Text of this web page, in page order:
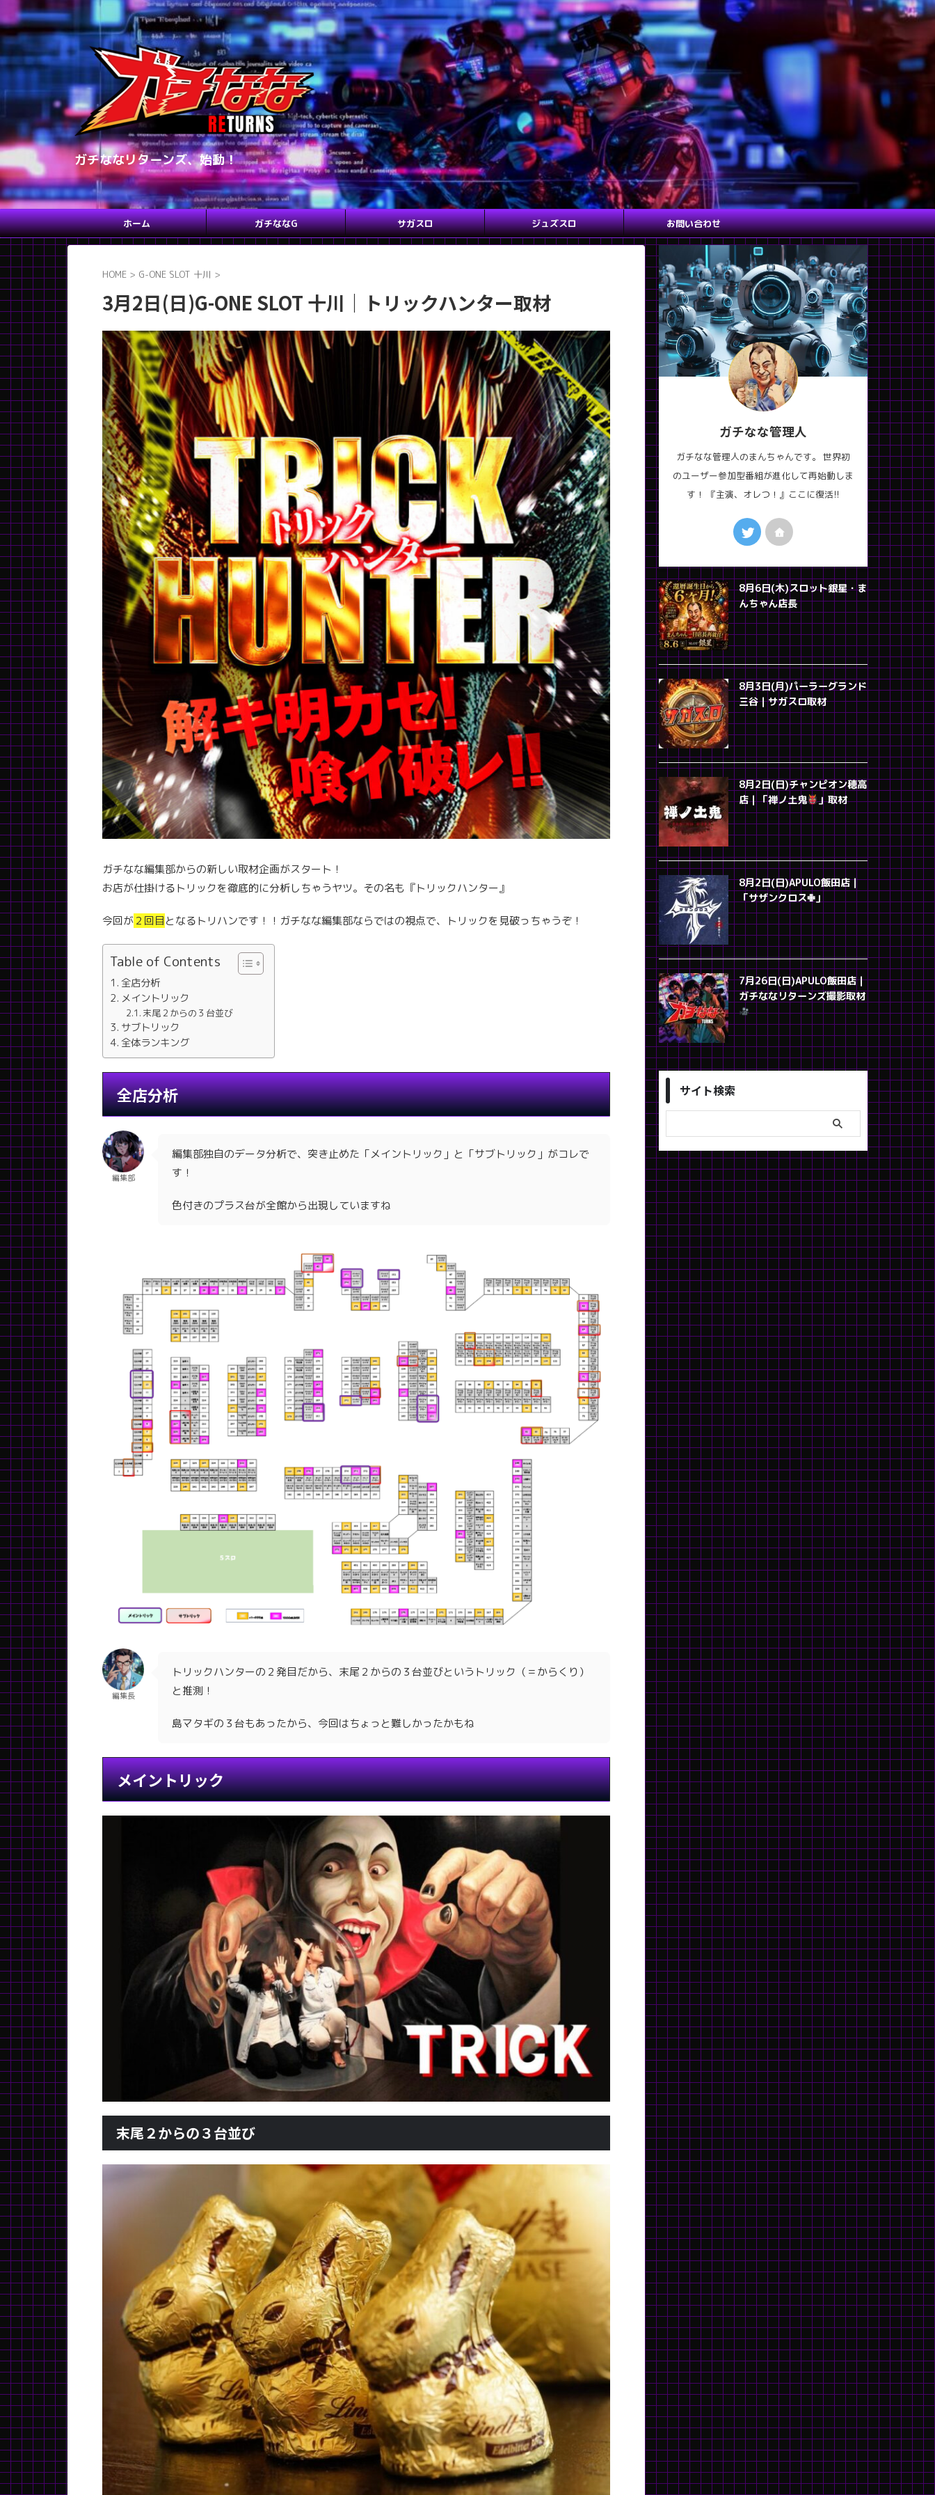
ガチななリターンズ、始動！
ホーム ガチななG サガスロ ジュズスロ お問い合わせ
HOME > G-ONE SLOT 十川 >
3月2日(日)G-ONE SLOT 十川｜トリックハンター取材
ガチなな編集部からの新しい取材企画がスタート！
お店が仕掛けるトリックを徹底的に分析しちゃうヤツ。その名も『トリックハンター』
今回が ２回目となるトリハンです！！ガチなな編集部ならではの視点で、トリックを見破っちゃうぞ！
Table of Contents
全店分析
メイントリック
末尾２からの３台並び
サブトリック
全体ランキング
全店分析
編集部
編集部独自のデータ分析で、突き止めた「メイントリック」と「サブトリック」がコレで
す！
色付きのプラス台が全館から出現していますね
編集長
トリックハンターの２発目だから、末尾２からの３台並びというトリック（＝からくり）
と推測！
島マタギの３台もあったから、今回はちょっと難しかったかもね
メイントリック
末尾２からの３台並び
ガチなな管理人
ガチなな管理人のまんちゃんです。 世界初
のユーザー参加型番組が進化して再始動しま
す！ 『主演、オレつ！』ここに復活!!
8月6日(木)スロット銀星・ま
んちゃん店長
8月3日(月)パーラーグランド
三谷｜サガスロ取材
8月2日(日)チャンピオン穂高
店｜「禅ノ土鬼
」取材
8月2日(日)APULO飯田店｜
「サザンクロス✙」
7月26日(日)APULO飯田店｜
ガチななリターンズ撮影取材
サイト検索